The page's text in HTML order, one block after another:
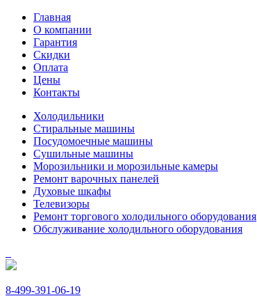
Главная
О компании
Гарантия
Скидки
Оплата
Цены
Контакты
Холодильники
Стиральные машины
Посудомоечные машины
Сушильные машины
Морозильники и морозильные камеры
Ремонт варочных панелей
Духовые шкафы
Телевизоры
Ремонт торгового холодильного оборудования
Обслуживание холодильного оборудования
8-499-391-06-19